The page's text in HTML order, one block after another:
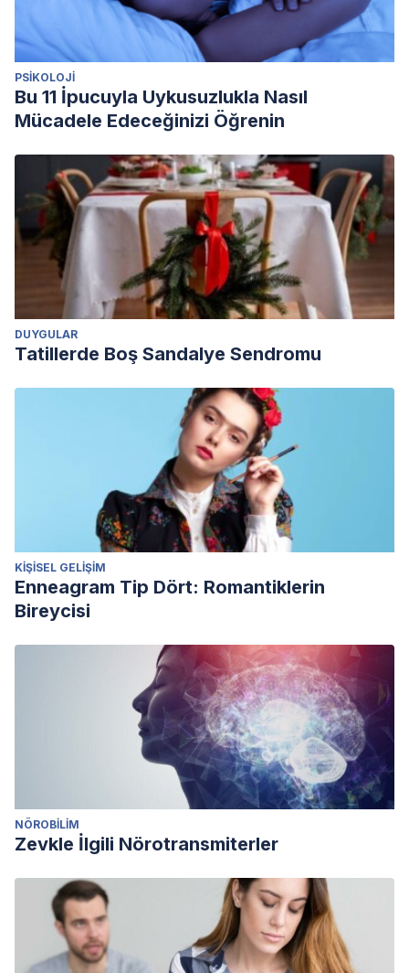
PSIKOLOJI
Bu 11 İpucuyla Uykusuzlukla Nasıl
Mücadele Edeceğinizi Öğrenin
DUYGULAR
Tatillerde Boş Sandalye Sendromu
KIŞISEL GELIŞIM
Enneagram Tip Dört: Romantiklerin
Bireycisi
NÖROBILIM
Zevkle İlgili Nörotransmiterler